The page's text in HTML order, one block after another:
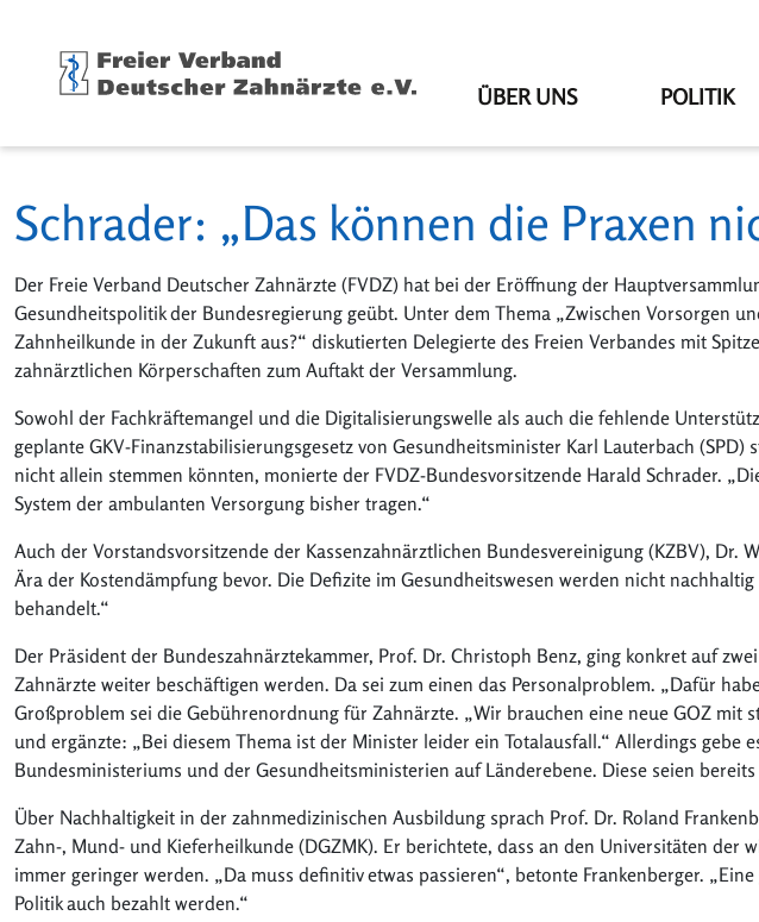
ÜBER UNS POLITIK
Schrader: „Das können die Praxen
Der Freie Verband Deutscher Zahnärzte (FVDZ) hat bei der Eröffnung der
Gesundheitspolitik der Bundesregierung geübt. Unter dem Thema „Zwischen Vorsorgen
Zahnheilkunde in der Zukunft aus?“ diskutierten Delegierte des Freien Verbandes mit
zahnärztlichen Körperschaften zum Auftakt der Versammlung.
Sowohl der Fachkräftemangel und die Digitalisierungswelle als auch die fehlende
geplante GKV-Finanzstabilisierungsgesetz von Gesundheitsminister Karl Lauterbach
nicht allein stemmen könnten, monierte der FVDZ-Bundesvorsitzende Harald Schrader.
System der ambulanten Versorgung bisher tragen.“
Auch der Vorstandsvorsitzende der Kassenzahnärztlichen Bundesvereinigung (KZBV), Dr.
Ära der Kostendämpfung bevor. Die Defizite im Gesundheitswesen werden nicht
behandelt.“
Der Präsident der Bundeszahnärztekammer, Prof. Dr. Christoph Benz, ging konkret auf
Zahnärzte weiter beschäftigen werden. Da sei zum einen das Personalproblem. „Dafür
Großproblem sei die Gebührenordnung für Zahnärzte. „Wir brauchen eine neue GOZ mit
und ergänzte: „Bei diesem Thema ist der Minister leider ein Totalausfall.“ Allerdings gebe
Bundesministeriums und der Gesundheitsministerien auf Länderebene. Diese seien
Über Nachhaltigkeit in der zahnmedizinischen Ausbildung sprach Prof. Dr. Roland
Zahn-, Mund- und Kieferheilkunde (DGZMK). Er berichtete, dass an den Universitäten der
immer geringer werden. „Da muss definitiv etwas passieren“, betonte Frankenberger.
Politik auch bezahlt werden.“